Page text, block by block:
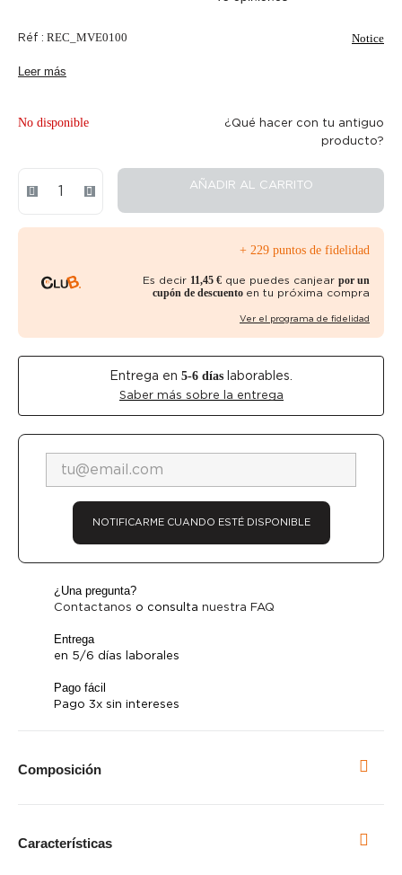
Réf : REC_MVE0100 Notice
Leer más
No disponible
¿Qué hacer con tu antiguo
producto?
AÑADIR AL CARRITO
+ 229 puntos de fidelidad
Es decir 11,45 € que puedes canjear por un
cupón de descuento en tu próxima compra
Ver el programa de fidelidad
Entrega en 5-6 días laborables.
Saber más sobre la entrega
NOTIFICARME CUANDO ESTÉ DISPONIBLE
¿Una pregunta?
Contactanos o consulta nuestra FAQ
Entrega
en 5/6 días laborales
Pago fácil
Pago 3x sin intereses
Composición
Características